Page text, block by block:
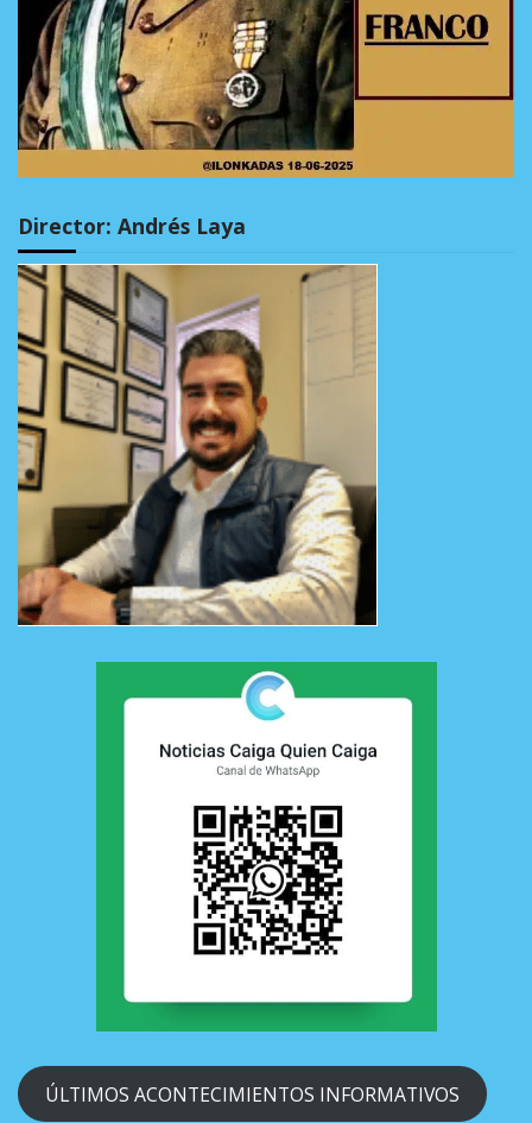
Director: Andrés Laya
ÚLTIMOS ACONTECIMIENTOS INFORMATIVOS